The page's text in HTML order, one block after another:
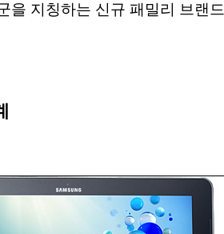
지칭하는 신규 패밀리 브랜